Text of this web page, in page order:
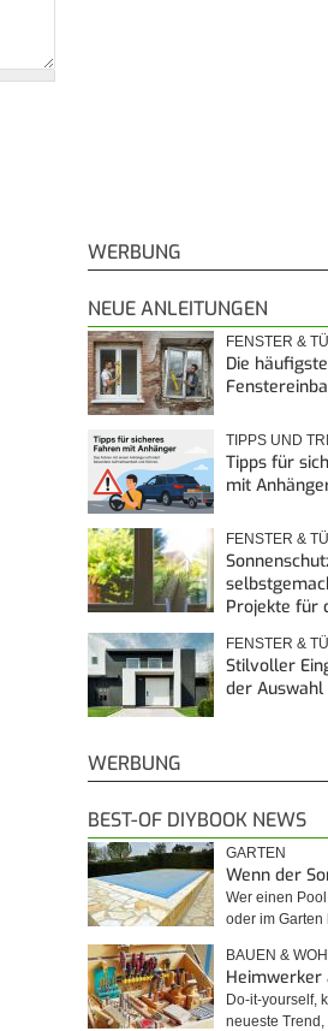
WERBUNG
NEUE ANLEITUNGEN
FENSTER &
Die
TIPPS UND
Tipps für
mit
FENSTER &
Projekte für
FENSTER &
Stilvoller
der
WERBUNG
BEST-OF DIYBOOK NEWS
GARTEN
Wenn der
Wer einen
oder im
BAUEN &
Do-it-yourself,
neueste